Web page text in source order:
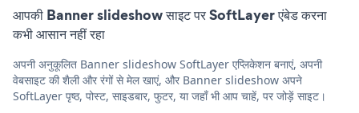
आपकी Banner slideshow साइट पर SoftLayer एंबेड करना
कभी आसान नहीं रहा
अपनी अनुकूलित Banner slideshow SoftLayer एप्लिकेशन बनाएं, अपनी
वेबसाइट की शैली और रंगों से मेल खाएं, और Banner slideshow अपने
SoftLayer पृष्ठ, पोस्ट, साइडबार, फुटर, या जहाँ भी आप चाहें, पर जोड़ें साइट।